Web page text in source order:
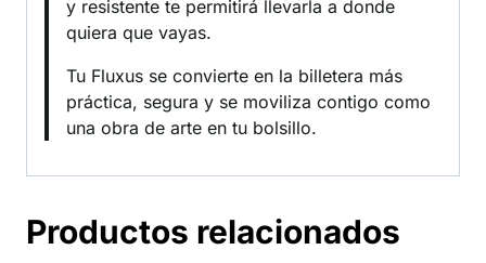
y resistente te permitirá llevarla a donde
quiera que vayas.
Tu Fluxus se convierte en la billetera más
práctica, segura y se moviliza contigo como
una obra de arte en tu bolsillo.
Productos relacionados